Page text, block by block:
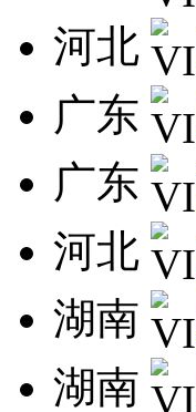
河北
广东
广东
河北
湖南
湖南